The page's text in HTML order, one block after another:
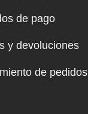
de pago
y devoluciones
de pedidos